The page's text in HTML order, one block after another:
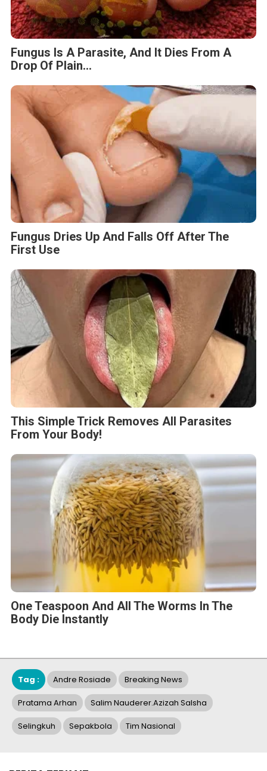
Fungus Is A Parasite, And It Dies From A
Drop Of Plain...
Fungus Dries Up And Falls Off After The
First Use
This Simple Trick Removes All Parasites
From Your Body!
One Teaspoon And All The Worms In The
Body Die Instantly
Tag : Andre Rosiade Breaking News
Pratama Arhan Salim Nauderer.Azizah Salsha
Selingkuh Sepakbola Tim Nasional